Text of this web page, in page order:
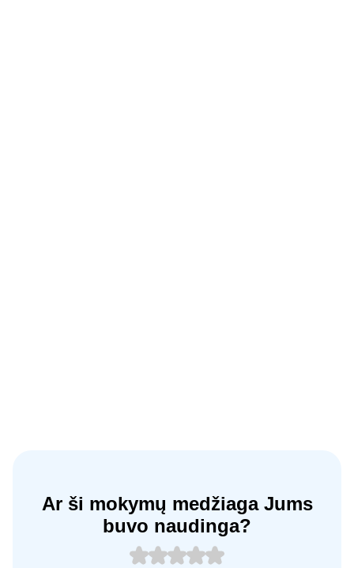
Ar ši mokymų medžiaga Jums
buvo naudinga?